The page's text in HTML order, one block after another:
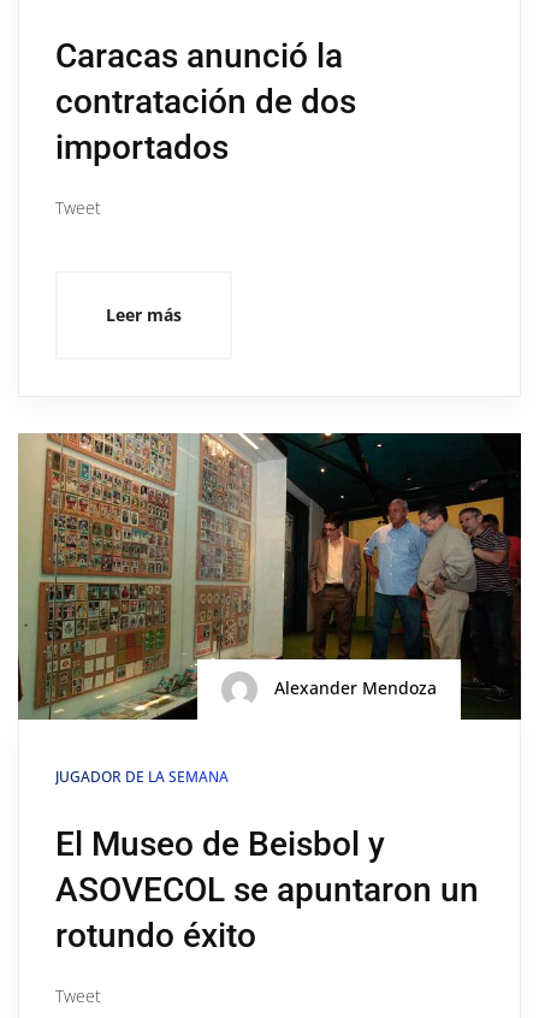
Caracas anunció la
contratación de dos
importados
Tweet
Leer más
Alexander Mendoza
JUGADOR DE LA SEMANA
El Museo de Beisbol y
ASOVECOL se apuntaron un
rotundo éxito
Tweet